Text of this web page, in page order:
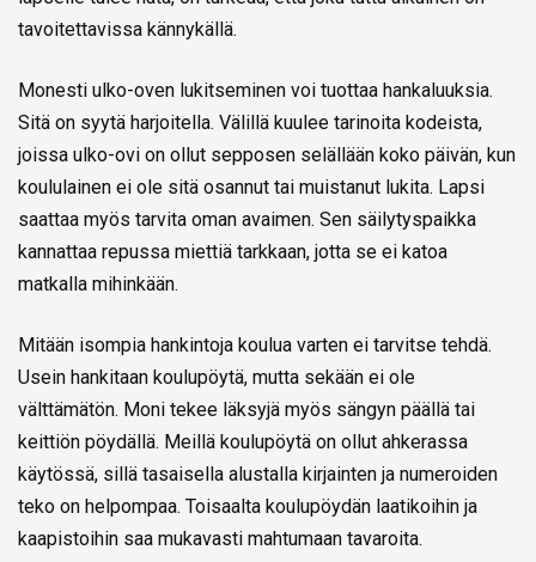
tavoitettavissa kännykällä.
Monesti ulko-oven lukitseminen voi tuottaa hankaluuksia.
Sitä on syytä harjoitella. Välillä kuulee tarinoita kodeista,
joissa ulko-ovi on ollut sepposen selällään koko päivän, kun
koululainen ei ole sitä osannut tai muistanut lukita. Lapsi
saattaa myös tarvita oman avaimen. Sen säilytyspaikka
kannattaa repussa miettiä tarkkaan, jotta se ei katoa
matkalla mihinkään.
Mitään isompia hankintoja koulua varten ei tarvitse tehdä.
Usein hankitaan koulupöytä, mutta sekään ei ole
välttämätön. Moni tekee läksyjä myös sängyn päällä tai
keittiön pöydällä. Meillä koulupöytä on ollut ahkerassa
käytössä, sillä tasaisella alustalla kirjainten ja numeroiden
teko on helpompaa. Toisaalta koulupöydän laatikoihin ja
kaapistoihin saa mukavasti mahtumaan tavaroita.